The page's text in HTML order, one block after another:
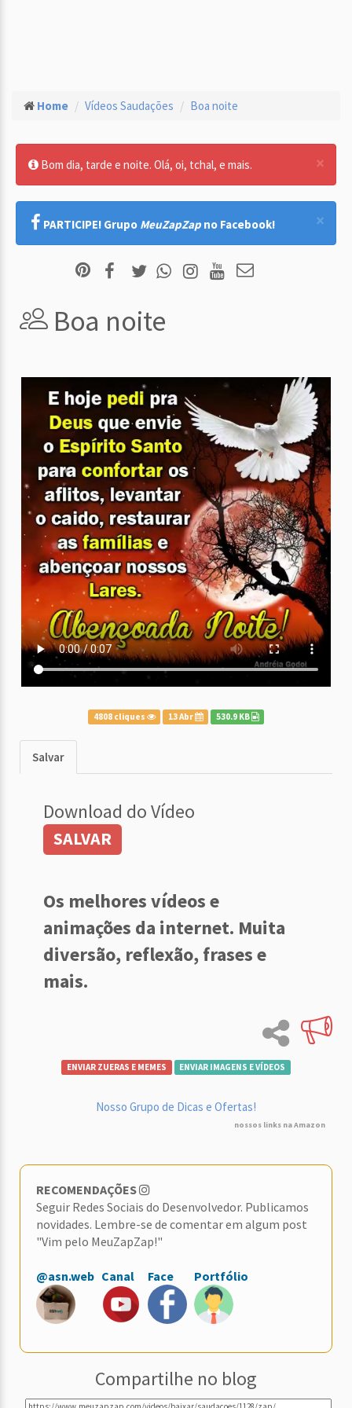
Home Vídeos Saudações Boa noite
×
Bom dia, tarde e noite. Olá, oi, tchal, e mais.
×
PARTICIPE! Grupo MeuZapZap no Facebook!
Boa noite
4808 cliques 13 Abr 530.9 KB
Salvar
Download do Vídeo
SALVAR
Os melhores vídeos e
animações da internet. Muita
diversão, reflexão, frases e
mais.
ENVIAR ZUERAS E MEMES ENVIAR IMAGENS E VÍDEOS
Nosso Grupo de Dicas e Ofertas!
nossos links na Amazon
RECOMENDAÇÕES
Seguir Redes Sociais do Desenvolvedor. Publicamos
novidades. Lembre-se de comentar em algum post
"Vim pelo MeuZapZap!"
@asn.web Canal Face Portfólio
Compartilhe no blog